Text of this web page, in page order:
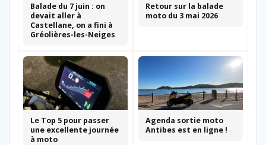
Balade du 7 juin : on
devait aller à
Castellane, on a fini à
Gréolières-les-Neiges
Retour sur la balade
moto du 3 mai 2026
Le Top 5 pour passer
une excellente journée
à moto
Agenda sortie moto
Antibes est en ligne !